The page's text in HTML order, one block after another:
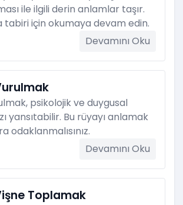
ile ilgili derin anlamlar taşır.
tabiri için okumaya devam edin.
Devamını Oku
psikolojik ve duygusal
yansıtabilir. Bu rüyayı anlamak
odaklanmalısınız.
Devamını Oku
Toplamak